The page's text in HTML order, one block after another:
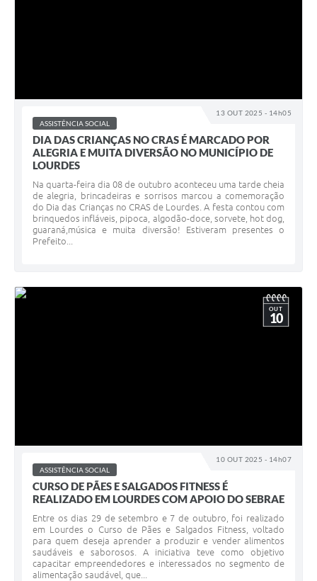
13 OUT 2025 - 14h05
ASSISTÊNCIA SOCIAL
DIA DAS CRIANÇAS NO CRAS É MARCADO POR
ALEGRIA E MUITA DIVERSÃO NO MUNICÍPIO DE
LOURDES
Na quarta-feira dia 08 de outubro aconteceu uma tarde cheia
de alegria, brincadeiras e sorrisos marcou a comemoração
do Dia das Crianças no CRAS de Lourdes. A festa contou com
brinquedos infláveis, pipoca, algodão-doce, sorvete, hot dog,
guaraná,música e muita diversão! Estiveram presentes o
Prefeito...
10 OUT 2025 - 14h07
OUT
10
ASSISTÊNCIA SOCIAL
CURSO DE PÃES E SALGADOS FITNESS É
REALIZADO EM LOURDES COM APOIO DO SEBRAE
Entre os dias 29 de setembro e 7 de outubro, foi realizado
em Lourdes o Curso de Pães e Salgados Fitness, voltado
para quem deseja aprender a produzir e vender alimentos
saudáveis e saborosos. A iniciativa teve como objetivo
capacitar empreendedores e interessados no segmento de
alimentação saudável, que...